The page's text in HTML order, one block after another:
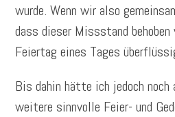
wurde. Wenn wir also
dass dieser Missstand
Feiertag eines Tages
Bis dahin hätte ich jedoch noch
weitere sinnvolle Feier- und